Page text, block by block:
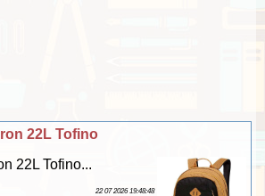
22L Tofino
22L Tofino...
22 07 2026 19:48:48